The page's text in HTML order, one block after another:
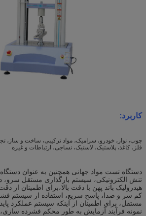
کاربرد:
چوب، نوار، خودرو، سرامیک، مواد ترکیبی، ساخت و ساز،
فلز، کاغذ، پلاستیک، لاستیک، نساجی، ارتباطات و غیره
دستگاه تست مواد جهانی همچنین به عنوان
تنش الکترونیکی، سیستم بارگذاری مستقل سرو،
هیدرولیک باند پهن با دقت بالا،برای اطمینان از
کم سر و صدا، پاسخ سریع، استفاده از سیستم
مستقل، برای اطمینان از اینکه سیستم عملکرد
نمونه فرآیند آزمایش به طور محکم فشرده